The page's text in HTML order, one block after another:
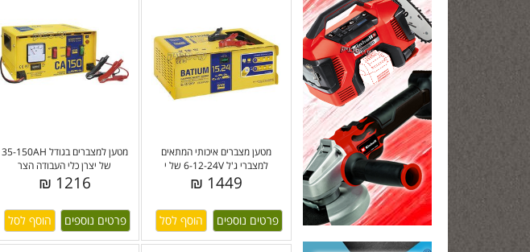
מטען למצברים בגודל 35-150AH
של יצרן כלי העבודה הצר
1216 ₪
פרטים נוספים
מטען מצברים איכותי המתאים
למצברי ג'ל 6-12-24V של י
1449 ₪
פרטים נוספים